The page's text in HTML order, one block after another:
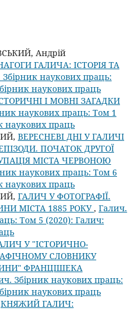
Андрій
ГАЛИЧА: ІСТОРІЯ ТА
наукових праць:
наукових праць
І МОВНІ ЗАГАДКИ
наукових праць: Том 1
наукових праць
ВЕРЕСНЕВІ ДНІ У ГАЛИЧІ
ПОЧАТОК ДРУГОЇ
МІСТА ЧЕРВОНОЮ
наукових праць: Том 6
наукових праць
ГАЛИЧ У ФОТОГРАФІЇ.
МІСТА 1885 РОКУ, Галич.
Том 5 (2020): Галич:
У "ІСТОРИЧНО-
СЛОВНИКУ
ФРАНЦІШЕКА
Збірник наукових праць:
наукових праць
КНЯЖИЙ ГАЛИЧ: